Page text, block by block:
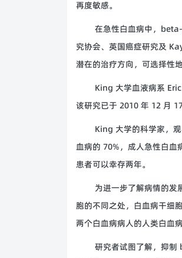
再度敏感。
在急性白血病中，
究协会、英国癌症研究及
潜在的治疗方向，可选择性
King 大学血液病系
该研究已于 2010 年 12 月
King 大学的科学家，
血病的 70%，成人急性白血
患者可以幸存两年。
为进一步了解病情的发
胞的不同之处，白血病干细
两个白血病病人的人类白血
研究者试图了解，抑